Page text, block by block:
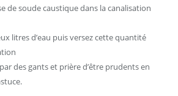
de soude caustique dans la canalisation
litres d’eau puis versez cette quantité
des gants et prière d’être prudents en